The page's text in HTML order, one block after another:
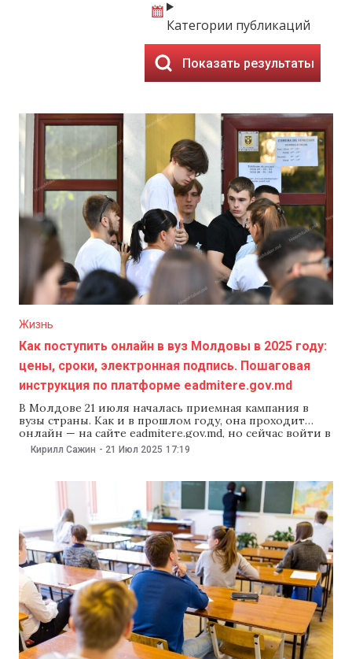
Категории публикаций
Показать результаты
Жизнь
Как поступить онлайн в вуз Молдовы в 2025 году:
цены, сроки, электронная подпись. Пошаговая
инструкция по платформе eadmitere.gov.md
В Молдове 21 июля началась приемная кампания в
вузы страны. Как и в прошлом году, она проходит
онлайн — на сайте eadmitere.gov.md, но сейчас войти в
систему можно только с помощью электронной
подписи. NM подготовил пошаговый гид для
и в прошлом году, заявления на первый цикл
обучения (лиценциат) принимают
Кирилл Сажин - 21 Июл 2025 17:19